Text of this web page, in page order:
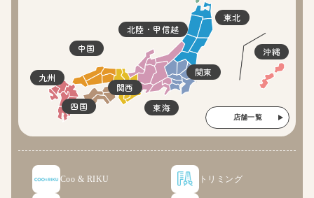
東北
関東
北陸・甲信越
東海
関西
四国
中国
九州
沖縄
店舗一覧
Coo & RIKU トリミング